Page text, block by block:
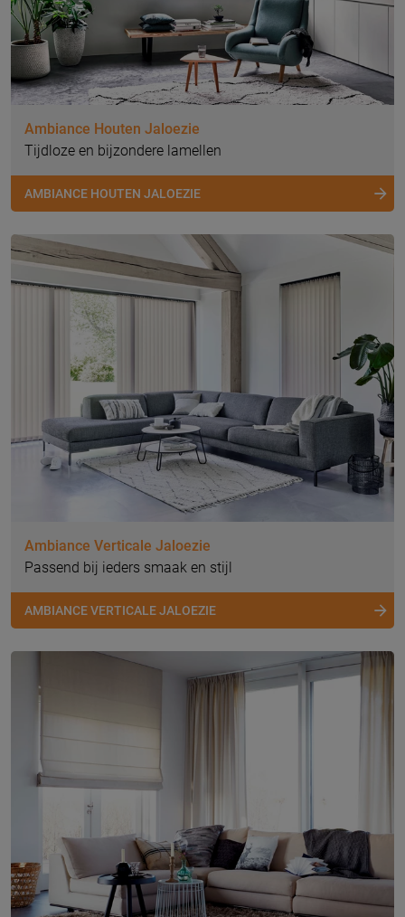
Ambiance Houten Jaloezie
Tijdloze en bijzondere lamellen
AMBIANCE HOUTEN JALOEZIE
Ambiance Verticale Jaloezie
Passend bij ieders smaak en stijl
AMBIANCE VERTICALE JALOEZIE